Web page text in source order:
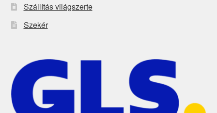
Szállítás világszerte
Szekér